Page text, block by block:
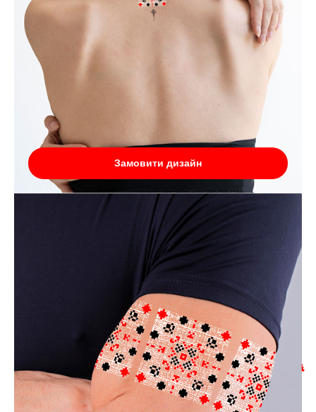
Замовити дизайн